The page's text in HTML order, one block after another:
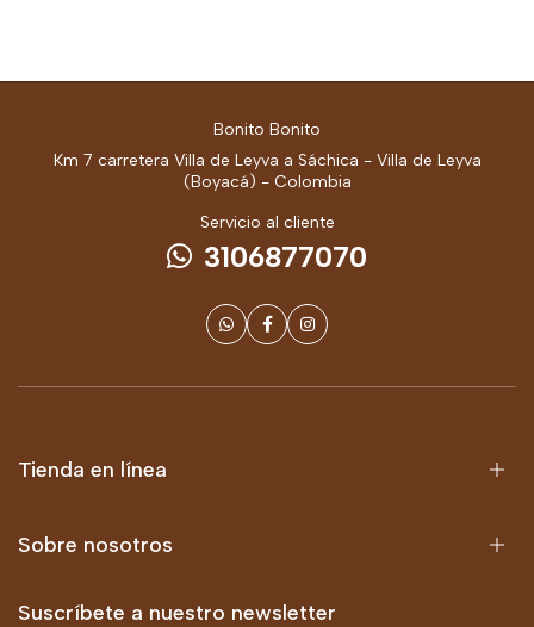
Bonito Bonito
Km 7 carretera Villa de Leyva a Sáchica - Villa de Leyva
(Boyacá) - Colombia
Servicio al cliente
3106877070
Tienda en línea
Sobre nosotros
Suscríbete a nuestro newsletter